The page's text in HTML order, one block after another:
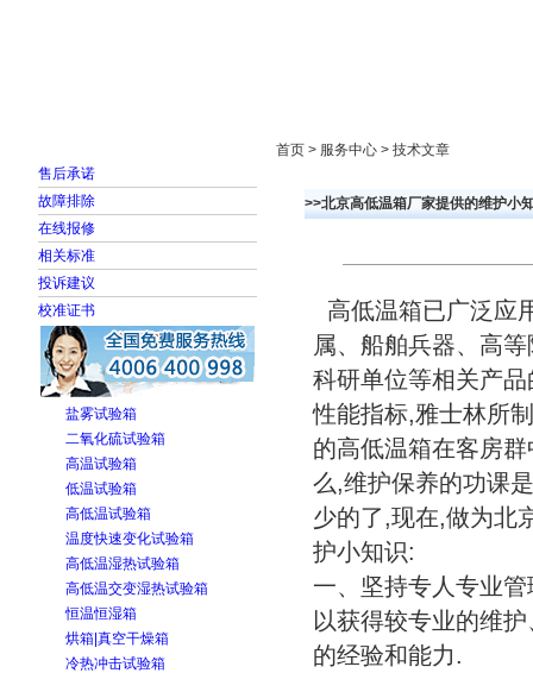
售后承诺
故障排除
在线报修
相关标准
投诉建议
校准证书
盐雾试验箱
二氧化硫试验箱
高温试验箱
低温试验箱
高低温试验箱
温度快速变化试验箱
高低温湿热试验箱
高低温交变湿热试验箱
恒温恒湿箱
烘箱|真空干燥箱
冷热冲击试验箱
首页 > 服务中心 > 技术文章
>>北京高低温箱厂家提供的维护小
高低温箱已广泛应
属、船舶兵器、高
科研单位等相关产
性能指标,雅士林所
的高低温箱在客房
么,维护保养的功课
少的了,现在,做为北
护小知识:
一、坚持专人专业
以获得较专业的维
的经验和能力.